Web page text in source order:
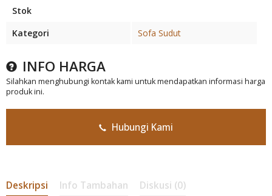
Stok
Kategori
Sofa Sudut
INFO HARGA
Silahkan menghubungi kontak kami untuk mendapatkan informasi harga
produk ini.
Hubungi Kami
Deskripsi Info Tambahan Diskusi (0)